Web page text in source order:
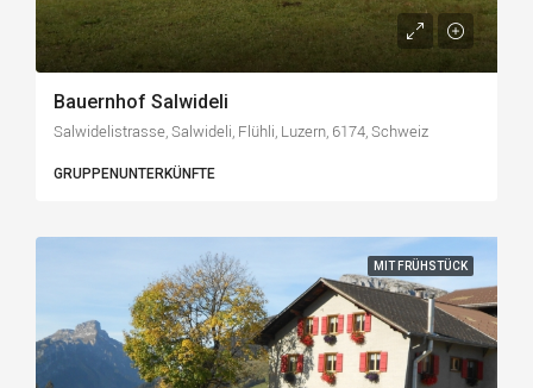
Bauernhof Salwideli
Salwidelistrasse, Salwideli, Flühli, Luzern, 6174, Schweiz
GRUPPENUNTERKÜNFTE
MIT FRÜHSTÜCK